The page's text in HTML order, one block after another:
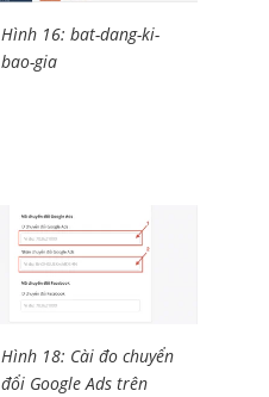
Hình 16: bat-dang-ki-
bao-gia
Hình 18: Cài đo chuyển
đổi Google Ads trên